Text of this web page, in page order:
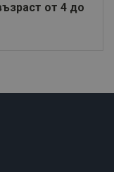
от 4 до